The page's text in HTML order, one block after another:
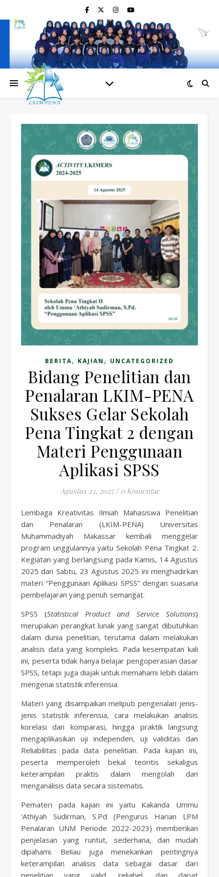
BERITA, KAJIAN , UNCATEGORIZED
Bidang Penelitian dan
Penalaran LKIM-PENA
Sukses Gelar Sekolah
Pena Tingkat 2 dengan
Materi Penggunaan
Aplikasi SPSS
Agustus 23, 2025 / 0 Komentar
Lembaga Kreativitas Ilmiah Mahasiswa Penelitian
dan Penalaran (LKIM-PENA) Universitas
Muhammadiyah Makassar kembali menggelar
program unggulannya yaitu Sekolah Pena Tingkat 2.
Kegiatan yang berlangsung pada Kamis, 14 Agustus
2025 dan Sabtu, 23 Agustus 2025 ini menghadirkan
materi “Penggunaan Aplikasi SPSS” dengan suasana
pembelajaran yang penuh semangat.
SPSS (Statistical Product and Service Solutions)
merupakan perangkat lunak yang sangat dibutuhkan
dalam dunia penelitian, terutama dalam melakukan
analisis data yang kompleks. Pada kesempatan kali
ini, peserta tidak hanya belajar pengoperasian dasar
SPSS, tetapi juga diajak untuk memahami lebih dalam
mengenai statistik inferensia.
Materi yang disampaikan meliputi pengenalan jenis-
jenis statistik inferensia, cara melakukan analisis
korelasi dan komparasi, hingga praktik langsung
mengaplikasikan uji independen, uji validitas dan
Reliabilitas pada data penelitian. Pada kajian ini,
peserta memperoleh bekal teoritis sekaligus
keterampilan praktis dalam mengolah dan
menganalisis data secara sistematis.
Pemateri pada kajian ini yaitu Kakanda Ummu
‘Athiyah Sudirman, S.Pd (Pengurus Harian LPM
Penalaran UNM Periode 2022-2023) memberikan
penjelasan yang runtut, sederhana, dan mudah
dipahami. Beliau juga menekankan pentingnya
keterampilan analisis data sebagai dasar dari
penelitian yang valid, reliabel, dan dapat